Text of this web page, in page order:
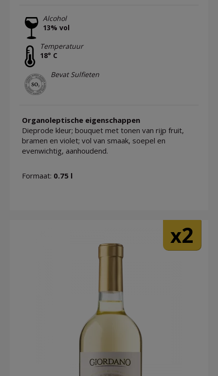
Alcohol
13% vol
Temperatuur
18° C
Bevat Sulfieten
Organoleptische eigenschappen
Dieprode kleur; bouquet met tonen van rijp fruit,
bramen en violet; vol van smaak, soepel en
evenwichtig, aanhoudend.
Formaat: 0.75 l
x2